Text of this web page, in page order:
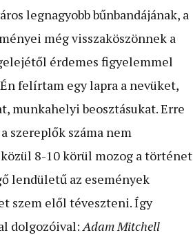
legnagyobb bűnbandájának, a
még visszaköszönnek a
érdemes figyelemmel
felírtam egy lapra a nevüket,
munkahelyi beosztásukat. Erre
szereplők száma nem
8-10 körül mozog a történet
lendületű az események
szem elől téveszteni. Így
dolgozóival: Adam Mitchell